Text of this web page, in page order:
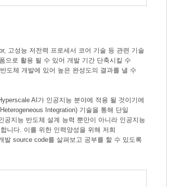
고성능 저전력 프로세서 코어 기술 등 관련 기술
으로 활용 될 수 있어 개발 기간 단축시킬 수
도체 개발에 있어 높은 완성도의 결과를 낼 수
AI가 인공지능 분야에 적용 될 것이기에
Integration) 기술을 통해 단일
지능 반도체 설계 능력 뿐만이 아니라 인공지능
니다. 이를 위한 인력양성을 위해 저희
source code를 살펴보고 공부를 할 수 있도록